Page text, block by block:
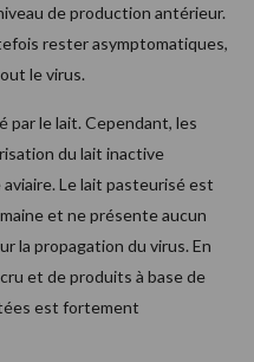
de production antérieur.
rester asymptomatiques,
le virus.
par le lait. Cependant, les
du lait inactive
Le lait pasteurisé est
et ne présente aucun
la propagation du virus. En
et de produits à base de
est fortement